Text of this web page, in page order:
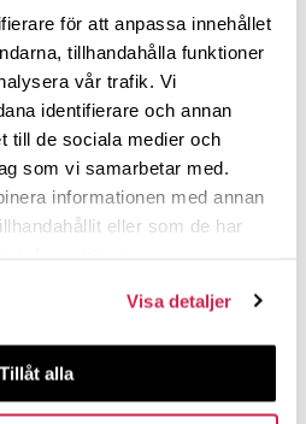
för att anpassa innehållet
tillhandahålla funktioner
vår trafik. Vi
identifierare och annan
till de sociala medier och
som vi samarbetar med.
informationen med annan
eller som de har
Visa detaljer
Tillåt alla
Ekhnaton, och hans
likheter med den
en likhet som Freud
uppmärksamhet vid. Moses
ha hamnat i en
religionen
pacifistiska religion,
en exeget som försökte
sig Freud för att de som
förenade sig med
dyrkade Jhvh, en